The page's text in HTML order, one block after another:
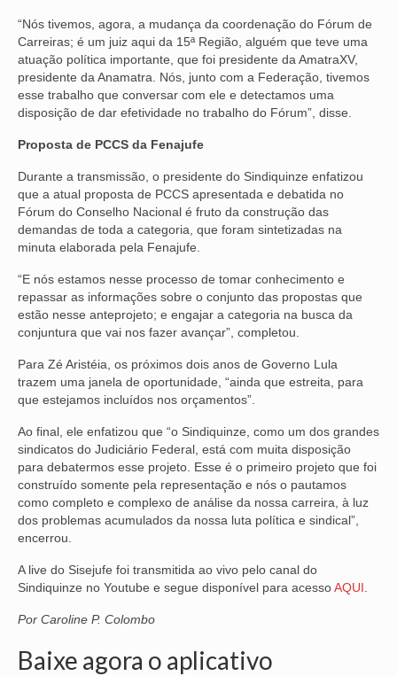
NOTÍCIAS
BOLETIM
VÍDEOS
CONVÊNIOS
SINDICALIZE-SE
JURÍDICO
APOSENTADOS
AGENTES DE POLÍCIA JUDICIAL
ANALISTAS JUDICIÁRIOS
ACESSIBILIDADE E INCLUSÃO
LGBTQIA+
MULHERES
OFICIAIS DE JUSTIÇA
SOLIDARIEDADE
TÉCNICOS JUDICIÁRIOS
TECNOLOGIA DA INFORMAÇÃO
“Nós tivemos, agora, a mudança da coordenação do Fórum de
Carreiras; é um juiz aqui da 15ª Região, alguém que teve uma
atuação política importante, que foi presidente da AmatraXV,
presidente da Anamatra. Nós, junto com a Federação, tivemos
esse trabalho que conversar com ele e detectamos uma
disposição de dar efetividade no trabalho do Fórum”, disse.
Proposta de PCCS da Fenajufe
Durante a transmissão, o presidente do Sindiquinze enfatizou
que a atual proposta de PCCS apresentada e debatida no
Fórum do Conselho Nacional é fruto da construção das
demandas de toda a categoria, que foram sintetizadas na
minuta elaborada pela Fenajufe.
“E nós estamos nesse processo de tomar conhecimento e
repassar as informações sobre o conjunto das propostas que
estão nesse anteprojeto; e engajar a categoria na busca da
conjuntura que vai nos fazer avançar”, completou.
Para Zé Aristéia, os próximos dois anos de Governo Lula
trazem uma janela de oportunidade, “ainda que estreita, para
que estejamos incluídos nos orçamentos”.
Ao final, ele enfatizou que “o Sindiquinze, como um dos grandes
sindicatos do Judiciário Federal, está com muita disposição
para debatermos esse projeto. Esse é o primeiro projeto que foi
construído somente pela representação e nós o pautamos
como completo e complexo de análise da nossa carreira, à luz
dos problemas acumulados da nossa luta política e sindical”,
encerrou.
A live do Sisejufe foi transmitida ao vivo pelo canal do
Sindiquinze no Youtube e segue disponível para acessoAQUI
Por Caroline P. Colombo
Baixe agora o aplicativo